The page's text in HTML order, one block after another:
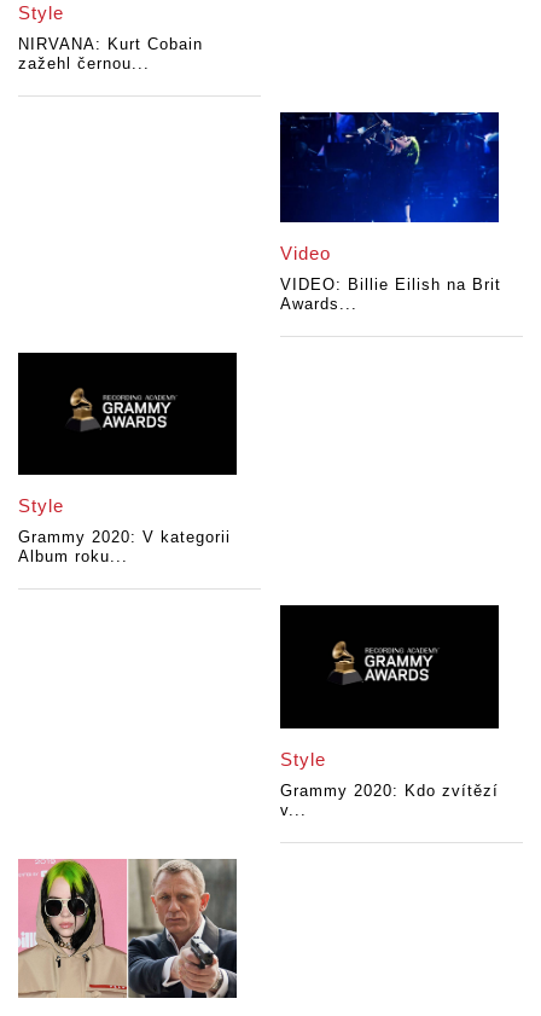
Style
NIRVANA: Kurt Cobain
zažehl černou...
Video
VIDEO: Billie Eilish na Brit
Awards...
Style
Grammy 2020: V kategorii
Album roku...
Style
Grammy 2020: Kdo zvítězí
v...